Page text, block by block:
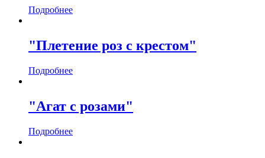
Подробнее
"Плетение роз с крестом"
Подробнее
"Агат с розами"
Подробнее